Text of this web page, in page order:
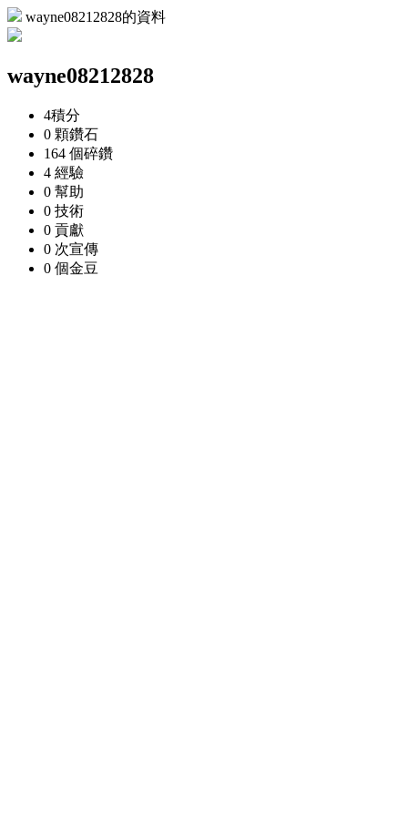
wayne08212828的資料
wayne08212828
4積分
0 顆鑽石
164 個碎鑽
4 經驗
0 幫助
0 技術
0 貢獻
0 次宣傳
0 個金豆